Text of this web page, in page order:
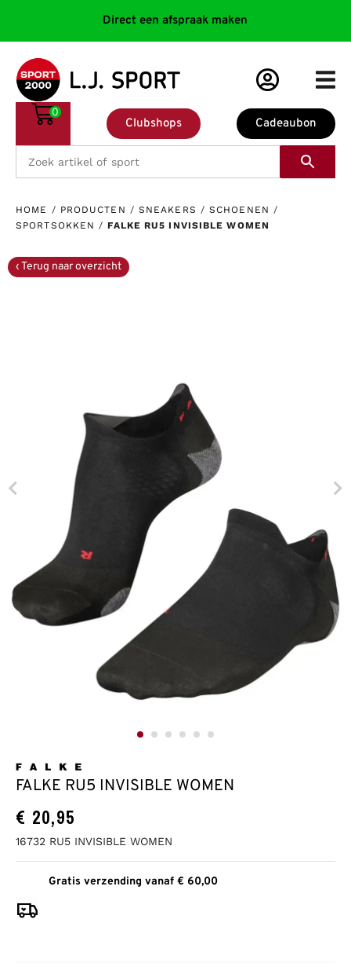
Direct een afspraak maken
Cadeaubon
Clubshops
0
HOME / PRODUCTEN / SNEAKERS /SCHOENEN /
SPORTSOKKEN /FALKE RU5 INVISIBLE WOMEN
FALKE RU5 INVISIBLE WOMEN
€ 20,95
16732 RU5 INVISIBLE WOMEN
Gratis verzending vanaf € 60,00